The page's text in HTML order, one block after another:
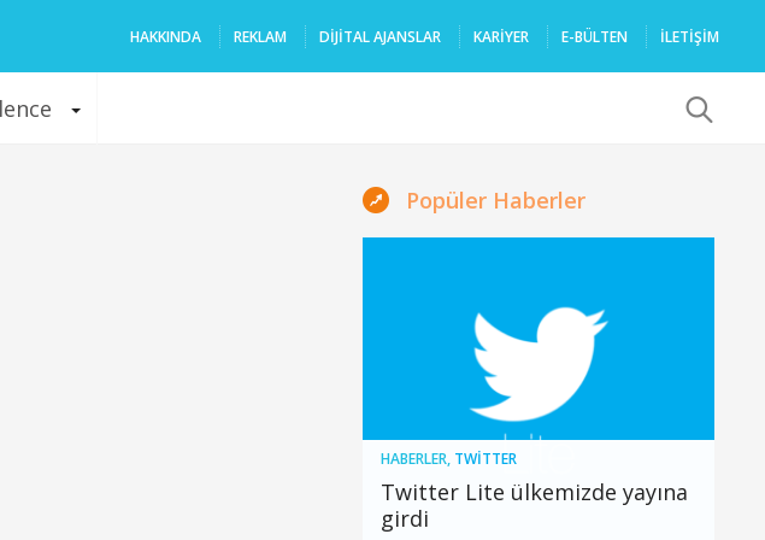
HAKKINDA REKLAM DIJITAL AJANSLAR KARIYER E-BÜLTEN İLETİŞİM
Popüler Haberler
HABERLER, TWITTER
Twitter Lite ülkemizde yayına
girdi